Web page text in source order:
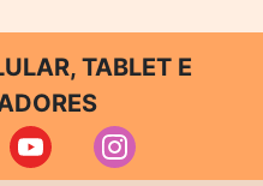
TABLET E